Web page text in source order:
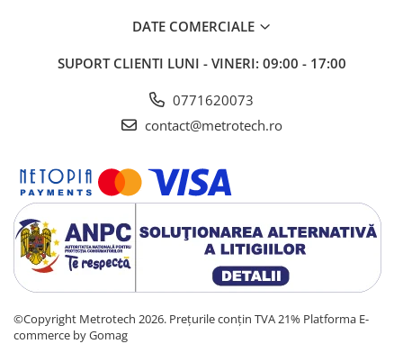
DATE COMERCIALE
SUPORT CLIENTI LUNI - VINERI: 09:00 - 17:00
0771620073
contact@metrotech.ro
©Copyright Metrotech 2026. Prețurile conțin TVA 21% Platforma E-
commerce by Gomag